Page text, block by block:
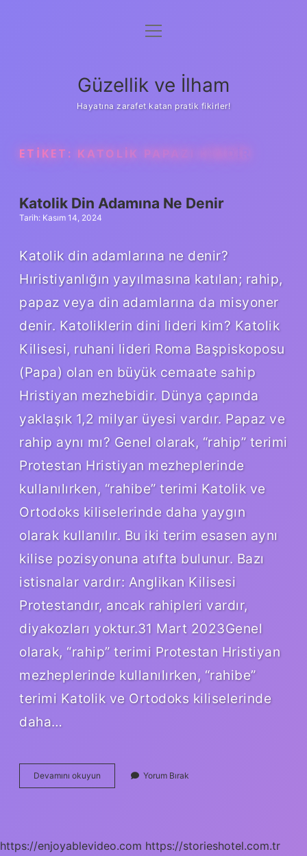
Anasayfa
Yasal Uyarı
menüyü
Güzellik ve İlham
Hayatına zarafet katan pratik fikirler!
ETIKET: KATOLIK PAPAZI KIMDIR
Katolik Din Adamına Ne Denir
Tarih: Kasım 14, 2024
Katolik din adamlarına ne denir?
Hıristiyanlığın yayılmasına katılan; rahip,
papaz veya din adamlarına da misyoner
denir. Katoliklerin dini lideri kim? Katolik
Kilisesi, ruhani lideri Roma Başpiskoposu
(Papa) olan en büyük cemaate sahip
Hristiyan mezhebidir. Dünya çapında
yaklaşık 1,2 milyar üyesi vardır. Papaz ve
rahip aynı mı? Genel olarak, “rahip” terimi
Protestan Hristiyan mezheplerinde
kullanılırken, “rahibe” terimi Katolik ve
Ortodoks kiliselerinde daha yaygın
olarak kullanılır. Bu iki terim esasen aynı
kilise pozisyonuna atıfta bulunur. Bazı
istisnalar vardır: Anglikan Kilisesi
Protestandır, ancak rahipleri vardır,
diyakozları yoktur.31 Mart 2023Genel
olarak, “rahip” terimi Protestan Hristiyan
mezheplerinde kullanılırken, “rahibe”
terimi Katolik ve Ortodoks kiliselerinde
daha…
Devamını okuyun
Din
Yorum Bırak
https://enjoyablevideo.com https://storieshotel.com.tr